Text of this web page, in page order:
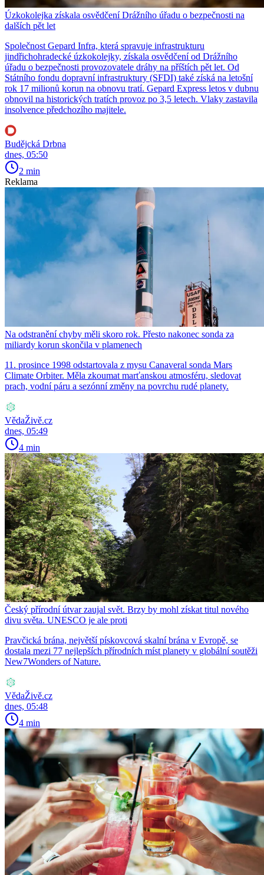
Úzkokolejka získala osvědčení Drážního úřadu o bezpečnosti na
dalších pět let
Společnost Gepard Infra, která spravuje infrastrukturu
jindřichohradecké úzkokolejky, získala osvědčení od Drážního
úřadu o bezpečnosti provozovatele dráhy na příštích pět let. Od
Státního fondu dopravní infrastruktury (SFDI) také získá na letošní
rok 17 milionů korun na obnovu tratí. Gepard Express letos v dubnu
obnovil na historických tratích provoz po 3,5 letech. Vlaky zastavila
insolvence předchozího majitele.
Budějcká Drbna
dnes, 05:50
2 min
Reklama
Na odstranění chyby měli skoro rok. Přesto nakonec sonda za
miliardy korun skončila v plamenech
11. prosince 1998 odstartovala z mysu Canaveral sonda Mars
Climate Orbiter. Měla zkoumat marťanskou atmosféru, sledovat
prach, vodní páru a sezónní změny na povrchu rudé planety.
VědaŽivě.cz
dnes, 05:49
4 min
Český přírodní útvar zaujal svět. Brzy by mohl získat titul nového
divu světa. UNESCO je ale proti
Pravčická brána, největší pískovcová skalní brána v Evropě, se
dostala mezi 77 nejlepších přírodních míst planety v globální soutěži
New7Wonders of Nature.
VědaŽivě.cz
dnes, 05:48
4 min